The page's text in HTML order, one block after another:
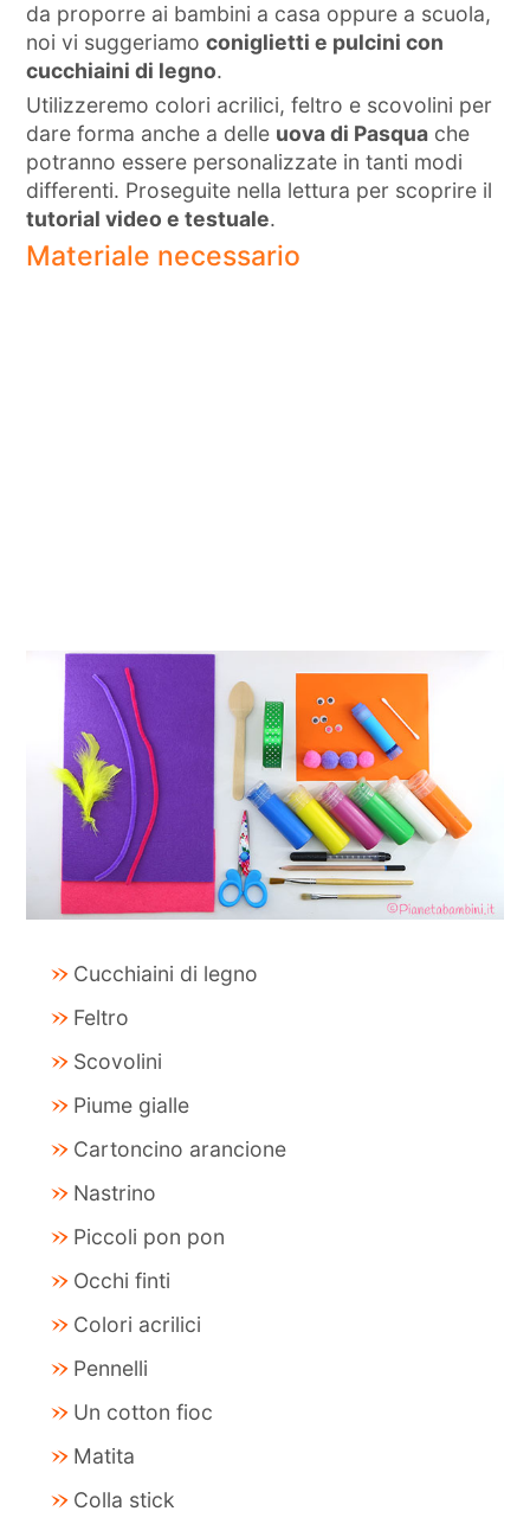
da proporre ai bambini a casa oppure a scuola,
noi vi suggeriamoconiglietti e pulcini con
cucchiaini di legno.
Utilizzeremo colori acrilici, feltro e scovolini per
dare forma anche a delle uova di Pasqua che
potranno essere personalizzate in tanti modi
differenti. Proseguite nella lettura per scoprire il
tutorial video e testuale.
Materiale necessario
Cucchiaini di legno
Feltro
Scovolini
Piume gialle
Cartoncino arancione
Nastrino
Piccoli pon pon
Occhi finti
Colori acrilici
Pennelli
Un cotton fioc
Matita
Colla stick